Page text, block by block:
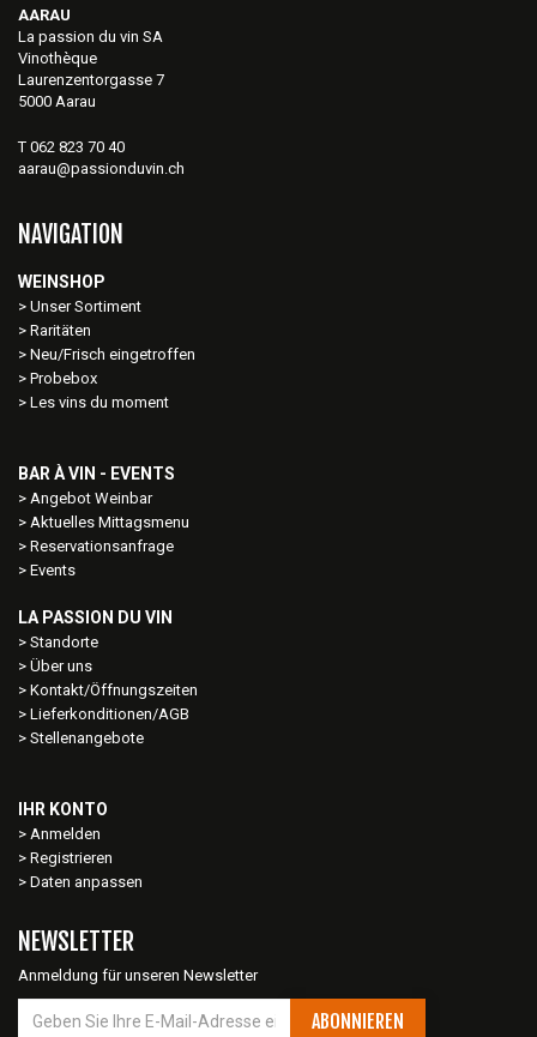
AARAU
La passion du vin SA
Vinothèque
Laurenzentorgasse 7
5000 Aarau
T 062 823 70 40
aarau@passionduvin.ch
NAVIGATION
WEINSHOP
Unser Sortiment
Raritäten
Neu/Frisch eingetroffen
Probebox
Les vins du moment
BAR À VIN - EVENTS
Angebot Weinbar
Aktuelles Mittagsmenu
Reservationsanfrage
Events
LA PASSION DU VIN
Standorte
Über uns
Kontakt/Öffnungszeiten
Lieferkonditionen/AGB
Stellenangebote
IHR KONTO
Anmelden
Registrieren
Daten anpassen
NEWSLETTER
Anmeldung für unseren Newsletter
ABONNIEREN